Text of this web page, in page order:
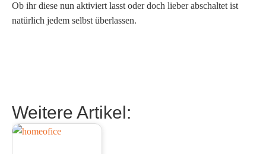
Ob ihr diese nun aktiviert lasst oder doch lieber abschaltet ist
natürlich jedem selbst überlassen.
Weitere Artikel: